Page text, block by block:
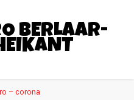
BERLAAR-
– corona